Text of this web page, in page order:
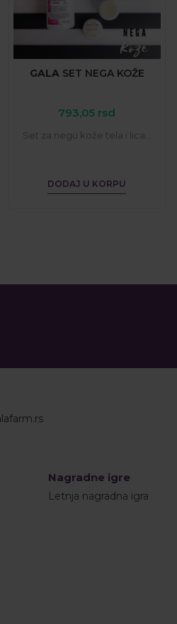
GALA SET NEGA KOŽE
793,05 rsd
Set za negu kože tela i lica...
DODAJ U KORPU
Nagradne igre
Letnja nagradna igra